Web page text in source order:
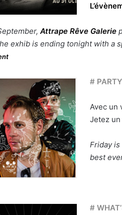
Attrape Rêve Galerie
exhib is ending tonight with a
# PARTY
Avec un
Jetez
Friday
best
#